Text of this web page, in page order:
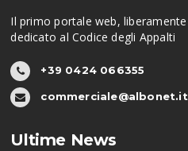
Il primo portale web,
dedicato al Codice degli Appalti
+39 0424 066355
commerciale@albonet.it
Ultime News